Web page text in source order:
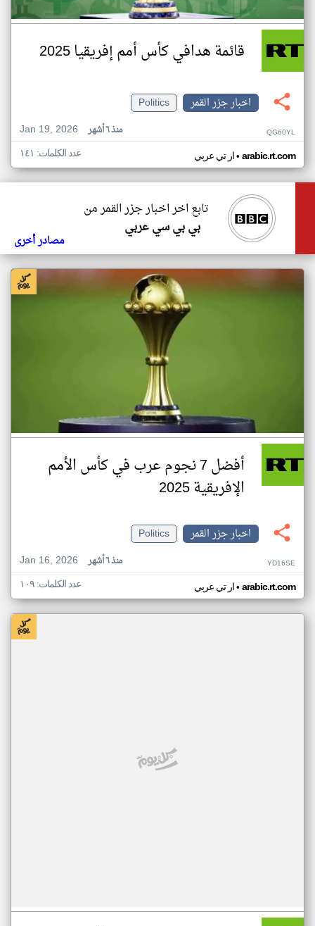
قائمة هدافي كأس أمم إفريقيا 2025
اخبار جزر القمر
Politics
Jan 19, 2026
منذ ٦ أشهر QG60YL
ار تي عربي• arabic.rt.com عدد الكلمات: ١٤١
تابع اخر اخبار جزر القمر من
بي بي سي عربي
مصادر أخرى
أفضل 7 نجوم عرب في كأس الأمم
الإفريقية 2025
اخبار جزر القمر
Politics
Jan 16, 2026
منذ ٦ أشهر YD16SE
ار تي عربي• arabic.rt.com عدد الكلمات: ١٠٩